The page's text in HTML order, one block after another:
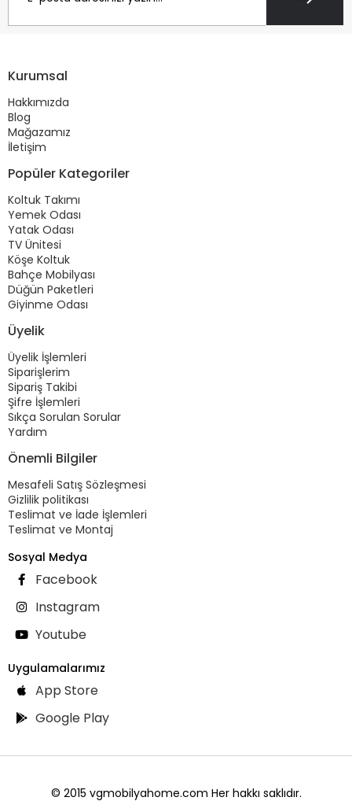
Kurumsal
Hakkımızda
Blog
Mağazamız
İletişim
Popüler Kategoriler
Koltuk Takımı
Yemek Odası
Yatak Odası
TV Ünitesi
Köşe Koltuk
Bahçe Mobilyası
Düğün Paketleri
Giyinme Odası
Üyelik
Üyelik İşlemleri
Siparişlerim
Sipariş Takibi
Şifre İşlemleri
Sıkça Sorulan Sorular
Yardım
Önemli Bilgiler
Mesafeli Satış Sözleşmesi
Gizlilik politikası
Teslimat ve İade İşlemleri
Teslimat ve Montaj
Sosyal Medya
Facebook
Instagram
Youtube
Uygulamalarımız
App Store
Google Play
© 2015 vgmobilyahome.com Her hakkı saklıdır.